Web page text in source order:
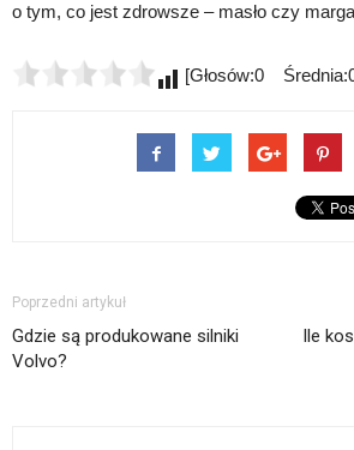
o tym, co jest zdrowsze – masło czy
[Głosów:0
Poprzedni artykuł
Gdzie są produkowane silniki
Volvo?
Ile